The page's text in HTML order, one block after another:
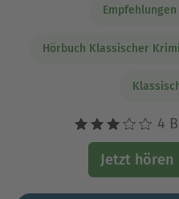
Hörbuch Klassischer Krimi
4
Jetzt hören